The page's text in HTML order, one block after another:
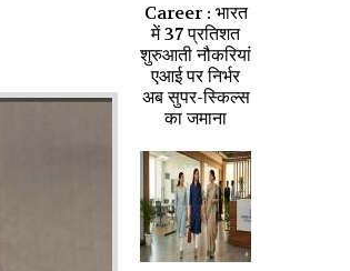
Career : भारत
में 37 प्रतिशत
शुरुआती नौकरियां
एआई पर निर्भर
अब सुपर-स्किल्स
का जमाना